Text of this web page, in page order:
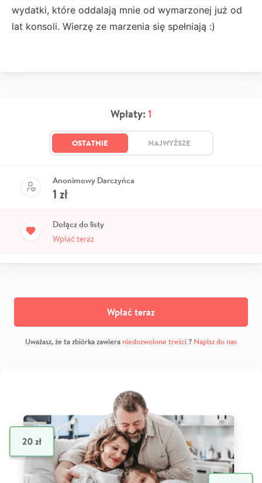
wydatki, które oddalają mnie od wymarzonej już od
lat konsoli. Wierzę ze marzenia się spełniają :)
Wpłaty: 1
OSTATNIE NAJWYŻSZE
Anonimowy Darczyńca
1 zł
Dołącz do listy
Wpłać teraz
Wpłać teraz
Uważasz, że ta zbiórka zawiera niedozwolone treści? Napisz do nas